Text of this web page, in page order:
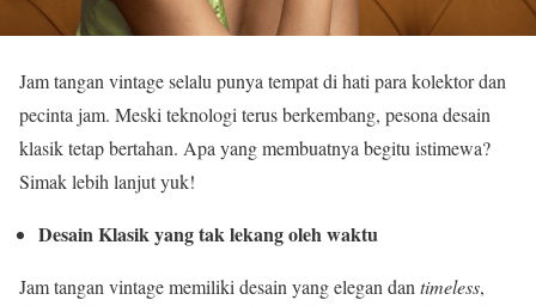
Jam tangan vintage selalu punya tempat di hati para kolektor dan
pecinta jam. Meski teknologi terus berkembang, pesona desain
klasik tetap bertahan. Apa yang membuatnya begitu istimewa?
Simak lebih lanjut yuk!
Desain Klasik yang tak lekang oleh waktu
Jam tangan vintage memiliki desain yang elegan dantimeless,